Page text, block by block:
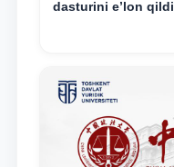
dasturini e’lon qildi